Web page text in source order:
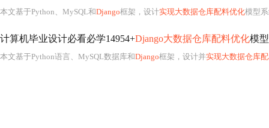
本文基于Python、MySQL和Django框架，设计实现大数据仓库配料优化模型系统
计算机毕业设计必看必学14954+Django大数据仓库配料优化模
本文基于Python语言、MySQL数据库和Django框架，设计并实现大数据仓库